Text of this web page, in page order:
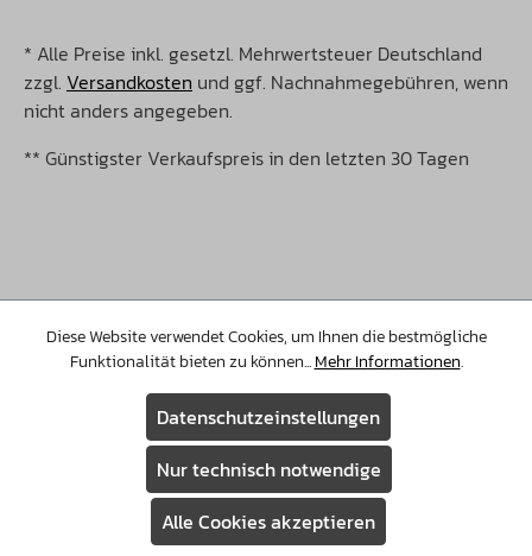
* Alle Preise inkl. gesetzl. Mehrwertsteuer Deutschland
zzgl. Versandkosten und ggf. Nachnahmegebühren, wenn
nicht anders angegeben.
** Günstigster Verkaufspreis in den letzten 30 Tagen
©Copyright 2026 Christopeit Sport. Alle Rechte
vorbehalten.
Diese Website verwendet Cookies, um Ihnen die bestmögliche
Funktionalität bieten zu können...Mehr Informationen.
Datenschutzeinstellungen
Nur technisch notwendige
Alle Cookies akzeptieren